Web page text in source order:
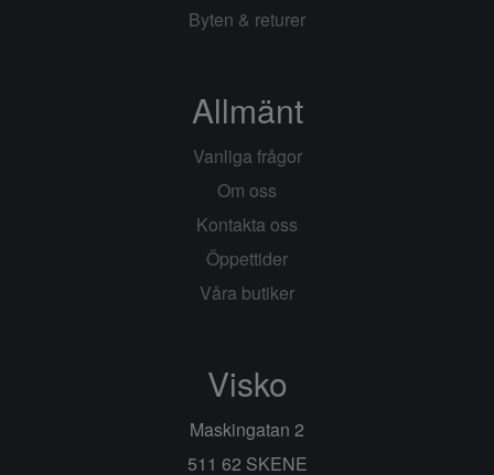
Byten & returer
Allmänt
Vanliga frågor
Om oss
Kontakta oss
Öppettider
Våra butiker
Visko
Maskingatan 2
511 62 SKENE